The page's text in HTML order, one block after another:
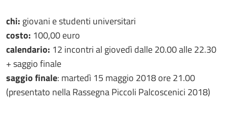
chi: giovani e studenti universitari
costo: 100,00 euro
calendario: 12 incontri al giovedì dalle 20.00 alle 22.30
+ saggio finale
saggio finale: martedì 15 maggio 2018 ore 21.00
(presentato nella Rassegna Piccoli Palcoscenici 2018)